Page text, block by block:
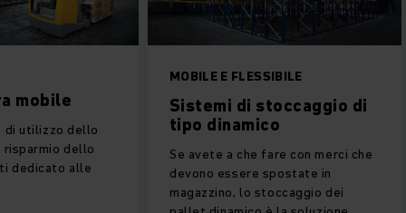
mobile
utilizzo dello
dello
dedicato alle
MOBILE E FLESSIBILE
Sistemi di stoccaggio di
tipo dinamico
Se avete a che fare con merci che
devono essere spostate in
magazzino, lo stoccaggio dei